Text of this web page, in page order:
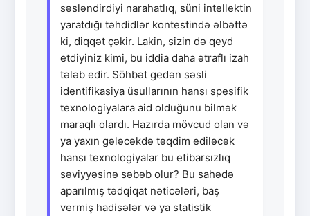
səsləndirdiyi narahatlıq, süni intellektin
yaratdığı təhdidlər kontestində əlbəttə
ki, diqqət çəkir. Lakin, sizin də qeyd
etdiyiniz kimi, bu iddia daha ətraflı izah
tələb edir. Söhbət gedən səsli
identifikasiya üsullarının hansı spesifik
texnologiyalara aid olduğunu bilmək
maraqlı olardı. Hazırda mövcud olan və
ya yaxın gələcəkdə təqdim ediləcək
hansı texnologiyalar bu etibarsızlıq
səviyyəsinə səbəb olur? Bu sahədə
aparılmış tədqiqat nəticələri, baş
vermiş hadisələr və ya statistik